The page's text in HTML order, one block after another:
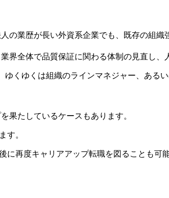
業歴が長い外資系企業でも、既存の組織
界全体で品質保証に関わる体制の見直し、
くゆくは組織のラインマネジャー、ある
果たしているケースもあります。
す。
再度キャリアアップ転職を図ることも可